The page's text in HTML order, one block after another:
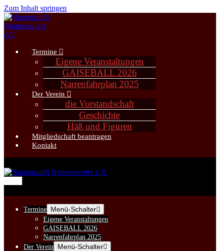
Zum Inhalt springen
Termine
Eigene Veranstaltungen
GAISEBALL 2026
Narrenfahrplan 2025
Der Verein
die Vorstandschaft
Geschichte
Häß und Figuren
Mitgliedschaft beantragen
Kontakt
Termine Menü-Schalter
Eigene Veranstaltungen
GAISEBALL 2026
Narrenfahrplan 2025
Der Verein Menü-Schalter